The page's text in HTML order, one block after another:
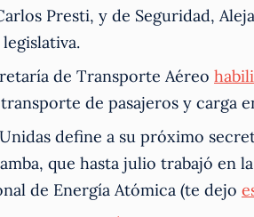
Presti, y de Seguridad,
de Transporte Aéreo
de pasajeros y carga
define a su próximo
que hasta julio trabajó en
de Energía Atómica (te dejo